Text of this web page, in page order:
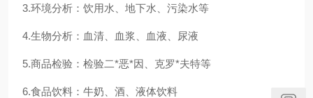
3.环境分析：饮用水、地下水、污染水等
4.生物分析：血清、血浆、血液、尿液
5.商品检验：检验二*恶*因、克罗*夫特等
6.食品饮料：牛奶、酒、液体饮料